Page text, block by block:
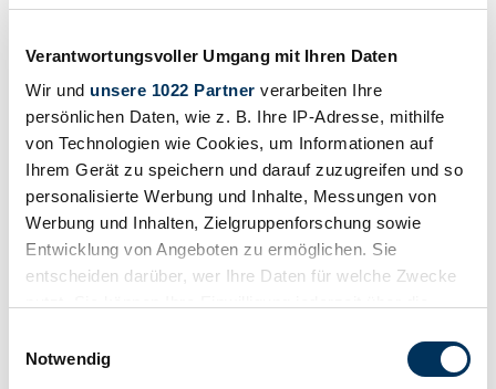
Verantwortungsvoller Umgang mit Ihren Daten
Wir und unsere 1022 Partner verarbeiten Ihre
persönlichen Daten, wie z. B. Ihre IP-Adresse, mithilfe
von Technologien wie Cookies, um Informationen auf
Ihrem Gerät zu speichern und darauf zuzugreifen und so
personalisierte Werbung und Inhalte, Messungen von
Werbung und Inhalten, Zielgruppenforschung sowie
Entwicklung von Angeboten zu ermöglichen. Sie
entscheiden darüber, wer Ihre Daten für welche Zwecke
Trigger Symbol ändern oder widerrufen
Notwendig
60.000 €10 mesi fa